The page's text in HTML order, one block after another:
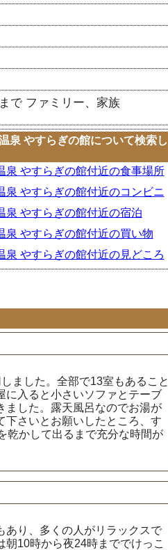
で ファミリー、家族
泉 やすらぎの館について検索し
泉 やすらぎの館付近の食事場所
泉 やすらぎの館付近のコンビニ
泉 やすらぎの館付近の宿泊
泉 やすらぎの館付近の買い物
泉 やすらぎの館付近の見どころ
ました。全部で13室もあること
に入ると小さいソファとテーブ
ました。露天風呂なのでお湯が
下さいとお願いしたところ、す
乾かして出るまで充分な時間が
あり、多くの人がリラックスで
10時から夜24時まででけっこ